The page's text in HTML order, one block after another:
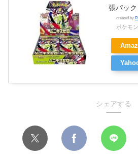
張パッ
created by
ポケモ
シェアする